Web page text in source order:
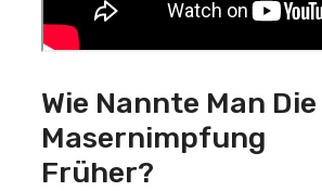
Wie Nannte Man Die
Masernimpfung
Früher?